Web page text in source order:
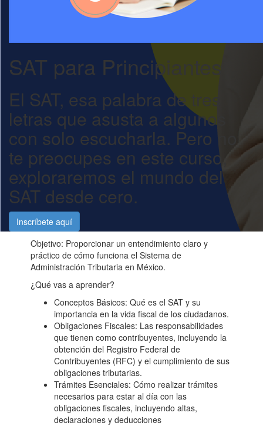
SAT para Principiantes
El SAT, esa palabra de tres
letras que asusta a algunos
con solo escucharla. Pero no
te preocupes en este curso,
exploraremos el mundo del
SAT desde cero.
Inscríbete aquí
Objetivo: Proporcionar un entendimiento claro y
práctico de cómo funciona el Sistema de
Administración Tributaria en México.
¿Qué vas a aprender?
Conceptos Básicos: Qué es el SAT y su
importancia en la vida fiscal de los ciudadanos.
Obligaciones Fiscales: Las responsabilidades
que tienen como contribuyentes, incluyendo la
obtención del Registro Federal de
Contribuyentes (RFC) y el cumplimiento de sus
obligaciones tributarias.
Trámites Esenciales: Cómo realizar trámites
necesarios para estar al día con las
obligaciones fiscales, incluyendo altas,
declaraciones y deducciones